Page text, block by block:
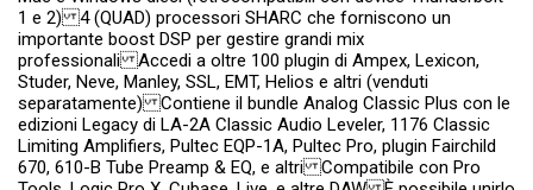
1 e 2) 4 (QUAD) processori SHARC che forniscono un
importante boost DSP per gestire grandi mix
professionali Accedi a oltre 100 plugin di Ampex, Lexicon,
Studer, Neve, Manley, SSL, EMT, Helios e altri (venduti
separatamente) Contiene il bundle Analog Classic Plus con le
edizioni Legacy di LA-2A Classic Audio Leveler, 1176 Classic
Limiting Amplifiers, Pultec EQP-1A, Pultec Pro, plugin Fairchild
670, 610-B Tube Preamp & EQ, e altri Compatibile con Pro